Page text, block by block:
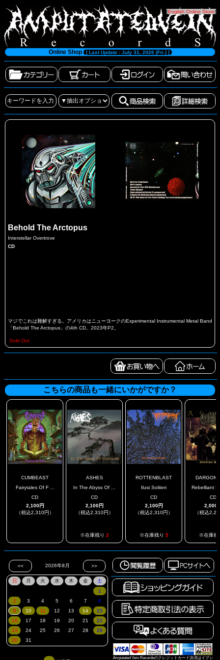
[English Online Store]
Online Shop [ Last Update : July 31, 2026 (Fri.) ]
Behold The Arctopus
Interstellar Overtrove
CD
マジでこれは難解すぎる。アメリカはニューヨークのExperimental Instrumental Metal Band
「Behold The Arctopus」の4th CD。2023年P2。
Sold Out
こちらの商品も一緒にいかがですか？
CUMBEAST
Fairytales Of F ...
CD
2,100円
（税込2,310円）
ASHES
In The Abyss Of ...
CD
2,100円
（税込2,310円）
※在庫残り 2
ROTTENBLAST
Ilusi Soliteri
CD
2,100円
（税込2,310円）
※在庫残り 5
Rebelliant
CD
2,000
（税込
※在庫残
Amputated Vein Recordsのクレジットカード決済はイプシ